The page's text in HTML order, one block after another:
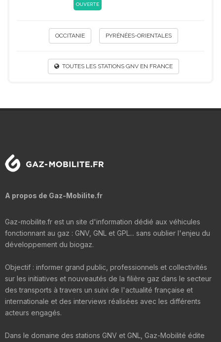
OUVERTE
OCCITANIE PYRÉNÉES-ORIENTALES
TOUTES LES STATIONS GNV EN FRANCE
A propos de Gaz-Mobilite.fr
Gaz-mobilite.fr est un site d'information dédié aux véhicules
fonctionnant au gaz : GNV, GNL et GPL... sans oublier l'enjeu du
développement du biogaz.
Objectif : informer grand public, professionnels et collectivités
sur les initiatives et nouveautés de la filière gaz dans le secteur
des transports à travers un suivi de l'actualité française et
internationale et des interviews réalisées avec les différents
acteurs engagés.
Dans le domaine des stations GNV et GNL, Gaz-Mobilité édite